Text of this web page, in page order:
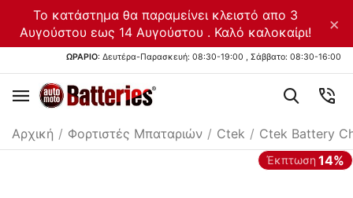
Το κατάστημα θα παραμείνει κλειστό απο 3
Αυγούστου εως 14 Αυγούστου . Καλό καλοκαίρι!
×
ΩΡΑΡΙΟ: Δευτέρα-Παρασκευή: 08:30-19:00 , Σάββατο: 08:30-16:00
Αρχική / Φορτιστές Μπαταριών / Ctek / Ctek Battery
Έκπτωση 14%